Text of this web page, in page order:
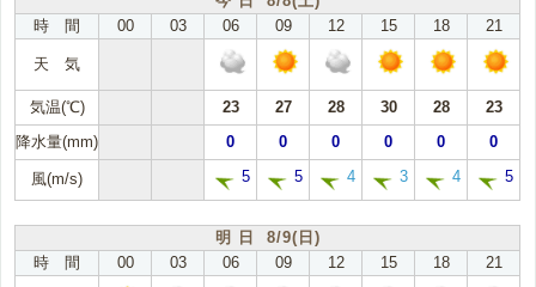
時 間
00 03 06 09 12 15 18 21
天 気
気温(℃) 23 27 28 30 28
23
降水量(mm)
0 0 0 0 0 0
風(m/s) 5 5 4 3 4 5
明 日 8/9(日)
時 間
00 03 06 09 12 15 18 21